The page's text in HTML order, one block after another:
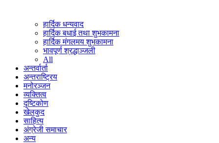
हार्दिक धन्यवाद
हार्दिक बधाई तथा शुभकामना
हार्दिक मंगलमय शुभकामना
भावपूर्ण श्रद्धाञ्जली
All
अन्तर्वार्ता
अन्तराष्ट्रिय
मनोरञ्जन
व्यक्तित्व
दृष्टिकोण
खेलकुद
साहित्य
अंग्रेजी समाचार
अन्य